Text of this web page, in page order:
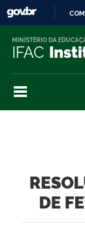
IFAC
MINISTÉRIO DA
DE